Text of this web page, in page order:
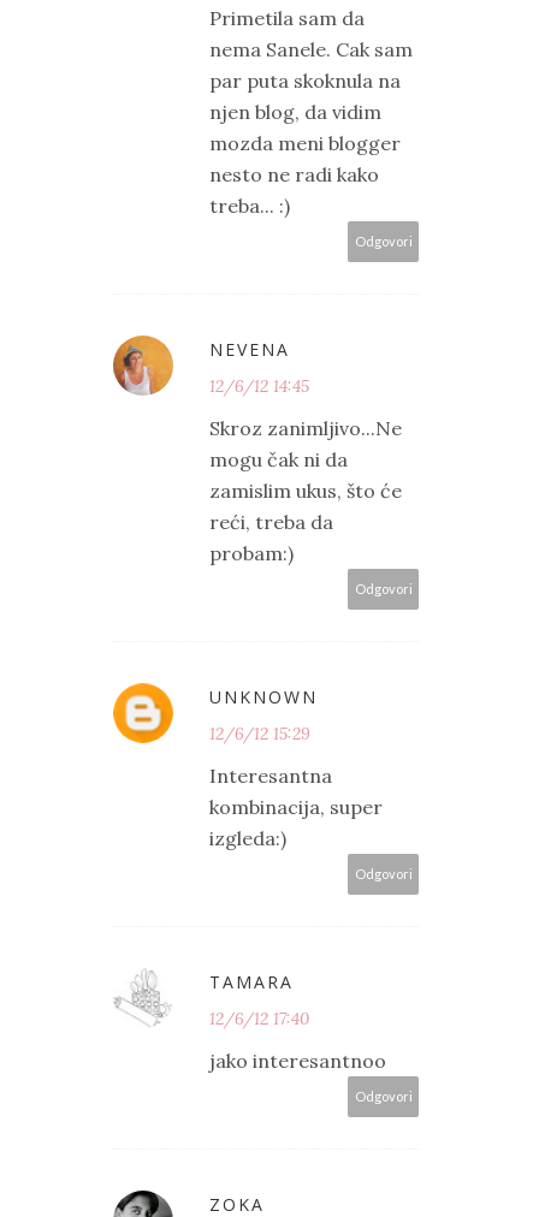
Primetila sam da
nema Sanele. Cak sam
par puta skoknula na
njen blog, da vidim
mozda meni blogger
nesto ne radi kako
treba... :)
Odgovori
NEVENA
12/6/12 14:45
Skroz zanimljivo...Ne
mogu čak ni da
zamislim ukus, što će
reći, treba da
probam:)
Odgovori
UNKNOWN
12/6/12 15:29
Interesantna
kombinacija, super
izgleda:)
Odgovori
TAMARA
12/6/12 17:40
jako interesantnoo
Odgovori
ZOKA